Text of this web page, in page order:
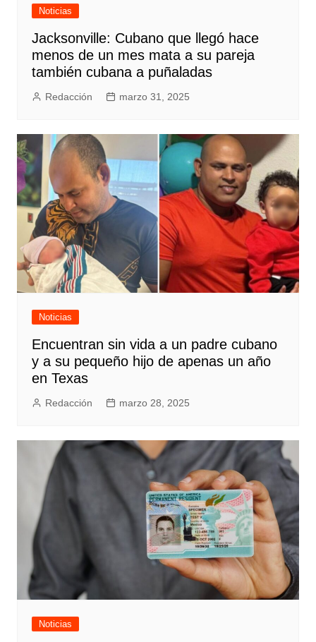
Noticias
Jacksonville: Cubano que llegó hace
menos de un mes mata a su pareja
también cubana a puñaladas
Redacción marzo 31, 2025
Noticias
Encuentran sin vida a un padre cubano
y a su pequeño hijo de apenas un año
en Texas
Redacción marzo 28, 2025
Noticias